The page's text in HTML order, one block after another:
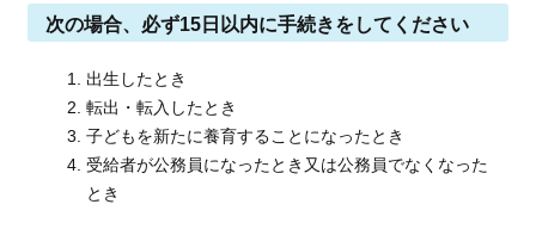
次の場合、必ず15日以内に手続きをしてください
出生したとき
転出・転入したとき
子どもを新たに養育することになったとき
受給者が公務員になったとき又は公務員でなくなった
とき